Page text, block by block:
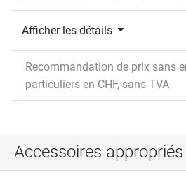
Afficher les détails
Recommandation de prix sans
particuliers en CHF, sans TVA
Accessoires appropriés